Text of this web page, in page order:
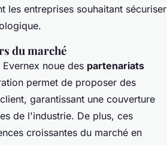
les entreprises souhaitant sécuriser
du marché
Evernex noue des partenariats
permet de proposer des
garantissant une couverture
de l'industrie. De plus, ces
croissantes du marché en